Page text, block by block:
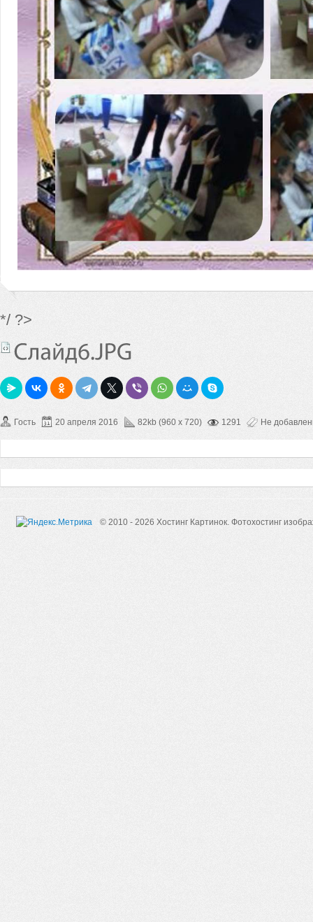
*/ ?>
Гость 20 апреля 2016 82kb (960 x 720) 1291 Не
© 2010 - 2026 Хостинг Картинок. Фотохостинг